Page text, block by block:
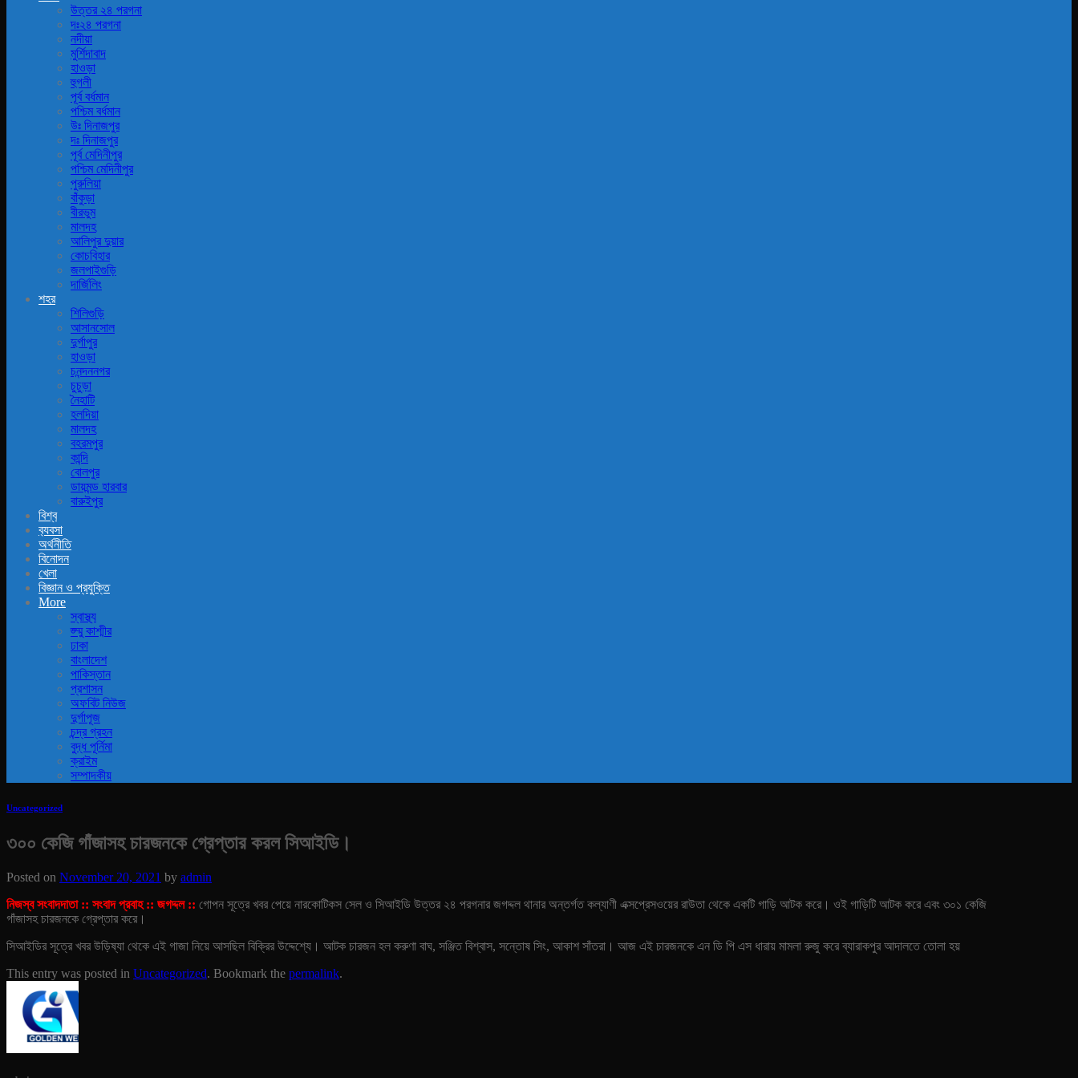
উত্তর ২৪ পরগনা
দঃ২৪ পরগনা
নদীয়া
মুর্শিদাবাদ
হাওড়া
হুগলী
পূর্ব বর্ধমান
পশ্চিম বর্ধমান
উঃ দিনাজপুর
দঃ দিনাজপুর
পূর্ব মেদিনীপুর
পশ্চিম মেদিনীপুর
পুরুলিয়া
বাঁকুড়া
বীরভুম
মালদহ
আলিপুর দুয়ার
কোচবিহার
জলপাইগুড়ি
দার্জিলিং
শহর
শিলিগুড়ি
আসানসোল
দুর্গাপুর
হাওড়া
চনন্দননগর
চুচুড়া
নৈহাটি
হলদিয়া
মালদহ
বহরমপুর
কান্দি
বোলপুর
ডায়মন্ড হারবার
বারুইপুর
বিশ্ব
ব‍্যবসা
অর্থনীতি
বিনোদন
খেলা
বিজ্ঞান ও প্রযুক্তি
More
স্বাস্থ্য
জ্ম্মু কাশ্মীর
ঢাকা
বাংলাদেশ
পাকিস্তান
প্রশাসন
অফবিট নিউজ
দুর্গাপূজ
চন্দ্র গ্রহন
বুদ্ধ পূর্নিমা
ক্রাইম
সম্পাদকীয়
Uncategorized
৩০০ কেজি গাঁজাসহ চারজনকে গ্রেপ্তার করল সিআইডি।
Posted on November 20, 2021 by admin
নিজস্ব সংবাদদাতা :: সংবাদ প্রবাহ :: জগদ্দল :: গোপন সূত্রে খবর পেয়ে নারকোটিকস সেল ও সিআইডি উত্তর ২৪ পরগনার জগদ্দল থানার অন্তর্গত কল্যাণী এক্সপ্রেসওয়ের রাউতা থেকে একটি গাড়ি আটক করে। ওই গাড়িটি আটক করে এবং ‌৩০১ কেজি
গাঁজাসহ চারজনকে গ্রেপ্তার করে।
সিআইডির সূত্রে খবর উড়িষ্যা থেকে এই গাজা নিয়ে আসছিল বিক্রির উদ্দেশ্যে। আটক চারজন হল করুণা বাঘ, সঞ্জিত বিশ্বাস, সন্তোষ সিং, আকাশ সাঁতরা। আজ এই চারজনকে এন ডি পি এস ধারায় মামলা রুজু করে ব্যারাকপুর আদালতে তোলা হয়
This entry was posted in Uncategorized. Bookmark the permalink.